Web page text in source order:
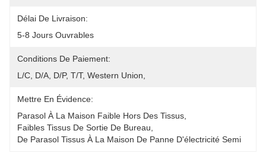
Délai De Livraison:
5-8 Jours Ouvrables
Conditions De Paiement:
L/C, D/A, D/P, T/T, Western Union,
Mettre En Évidence:
Parasol À La Maison Faible Hors Des Tissus
Faibles Tissus De Sortie De Bureau
De Parasol Tissus À La Maison De Panne D'électricité Semi